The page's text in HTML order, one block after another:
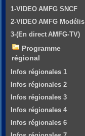
1-VIDEO AMFG SNCF
2-VIDEO AMFG Modélis
3-(En direct AMFG-TV)
Programme
régional
Infos régionales 1
Infos régionales 2
Infos régionales 3
Infos régionales 4
Infos régionales 6